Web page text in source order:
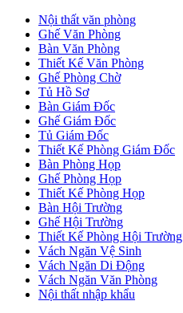
Nội thất văn phòng
Ghế Văn Phòng
Bàn Văn Phòng
Thiết Kế Văn Phòng
Ghế Phòng Chờ
Tủ Hồ Sơ
Bàn Giám Đốc
Ghế Giám Đốc
Tủ Giám Đốc
Thiết Kế Phòng Giám Đốc
Bàn Phòng Họp
Ghế Phòng Họp
Thiết Kế Phòng Họp
Bàn Hội Trường
Ghế Hội Trường
Thiết Kế Phòng Hội Trường
Vách Ngăn Vệ Sinh
Vách Ngăn Di Động
Vách Ngăn Văn Phòng
Nội thất nhập khẩu